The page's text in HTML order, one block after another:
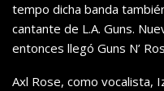
tempo dicha banda
cantante de L.A. Guns.
entonces llegó Guns N’
Axl Rose, como vocalista,